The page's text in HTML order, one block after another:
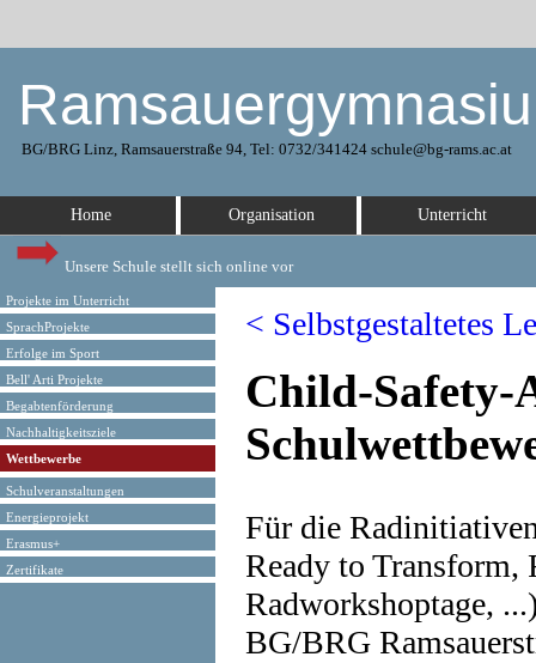
BG/BRG Linz, Ramsauerstraße 94, Tel: 0732/341424 schule@bg-rams.ac.at
Unsere Schule stellt sich online vor
Home Organisation Unterricht
Projekte im Unterricht
SprachProjekte
Erfolge im Sport
Bell' Arti Projekte
Begabtenförderung
Nachhaltigkeitsziele
Wettbewerbe
Schulveranstaltungen
Energieprojekt
Erasmus+
Zertifikate
< Selbstgestaltetes
Child-Safety-
Für die
Ready to Transform,
Radworkshoptage,
BG/BRG